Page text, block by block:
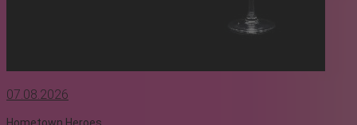
07.08.2026